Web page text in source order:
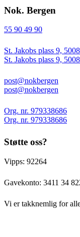
Nok. Bergen
55 90 49 90
St. Jakobs plass 9,
St. Jakobs plass 9,
post@nokbergen
post@nokbergen
Org. nr. 979338686
Org. nr. 979338686
Støtte oss?
Vipps: 92264
Gavekonto: 3411 34
Vi er takknemlig for